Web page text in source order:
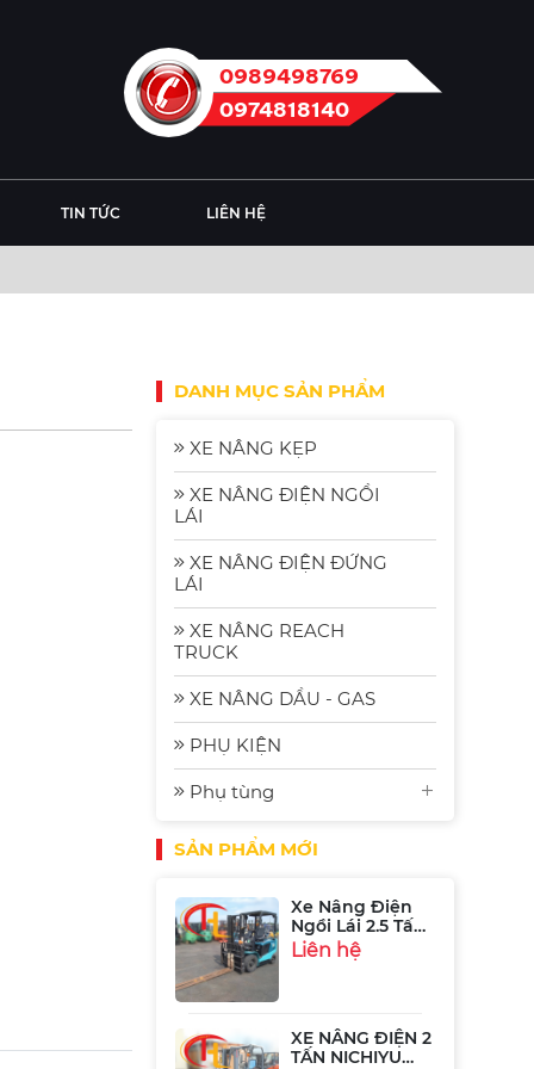
0989498769
0974818140
TIN TỨC LIÊN HỆ
DANH MỤC SẢN PHẨM
XE NÂNG KẸP
XE NÂNG ĐIỆN NGỒI
LÁI
XE NÂNG ĐIỆN ĐỨNG
LÁI
XE NÂNG REACH
TRUCK
XE NÂNG DẦU - GAS
PHỤ KIỆN
Phụ tùng
SẢN PHẨM MỚI
Xe Nâng Điện
2.5 Tấn
Komat'su FE25-2
Bãi Gia Rẻ
Liên hệ
Komatsu FE30-1:
Bền Bỉ, Hiệu
Quả và Tiết
Liên hệ
51FB25PJXIII
Liên hệ
XE NÂNG ĐIỆN 2
TẤN NICHIYU
FB20P-75-300
XE NÂNG ĐIỆN 1